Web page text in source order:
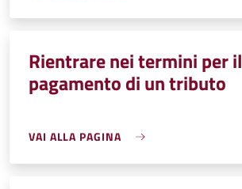
Rientrare nei termini per il
pagamento di un tributo
VAI ALLA PAGINA